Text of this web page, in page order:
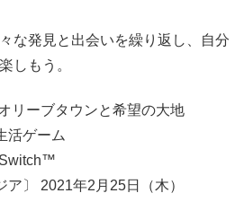
な発見と出会いを繰り返し、自分
しもう。
リーブタウンと希望の大地
活ゲーム
〕 2021年2月25日（木）